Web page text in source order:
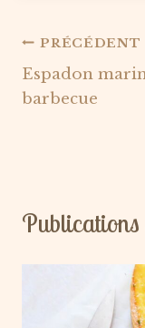
Navigation
de
PRÉCÉDENT
Espadon
barbecue